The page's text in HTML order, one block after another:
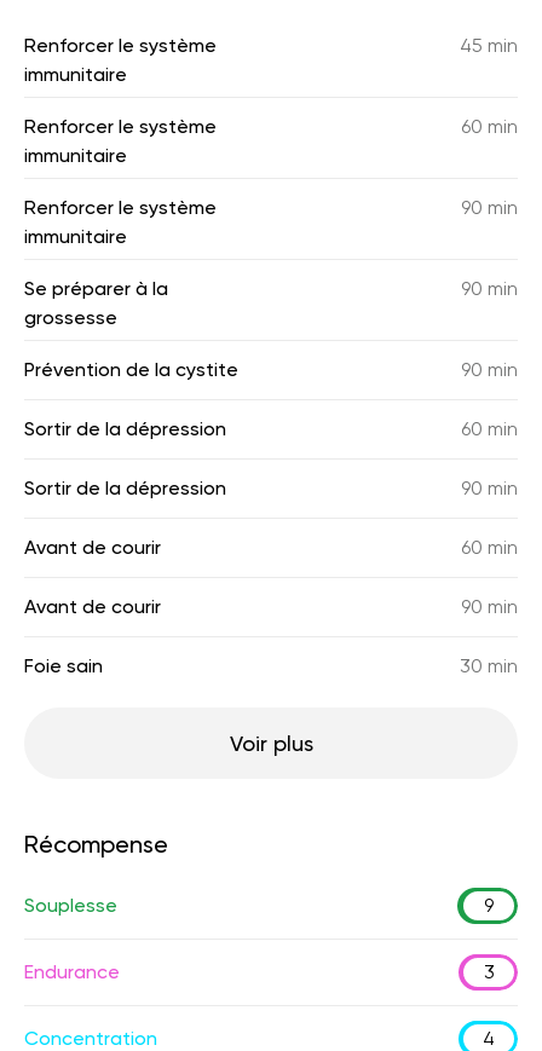
Renforcer le système
immunitaire
45 min
Renforcer le système
immunitaire
60 min
Renforcer le système
immunitaire
90 min
Se préparer à la
grossesse
90 min
Prévention de la cystite 90 min
Sortir de la dépression 60 min
Sortir de la dépression 90 min
Avant de courir 60 min
Avant de courir 90 min
Foie sain 30 min
Voir plus
Récompense
Souplesse 9
Endurance 3
Concentration 4